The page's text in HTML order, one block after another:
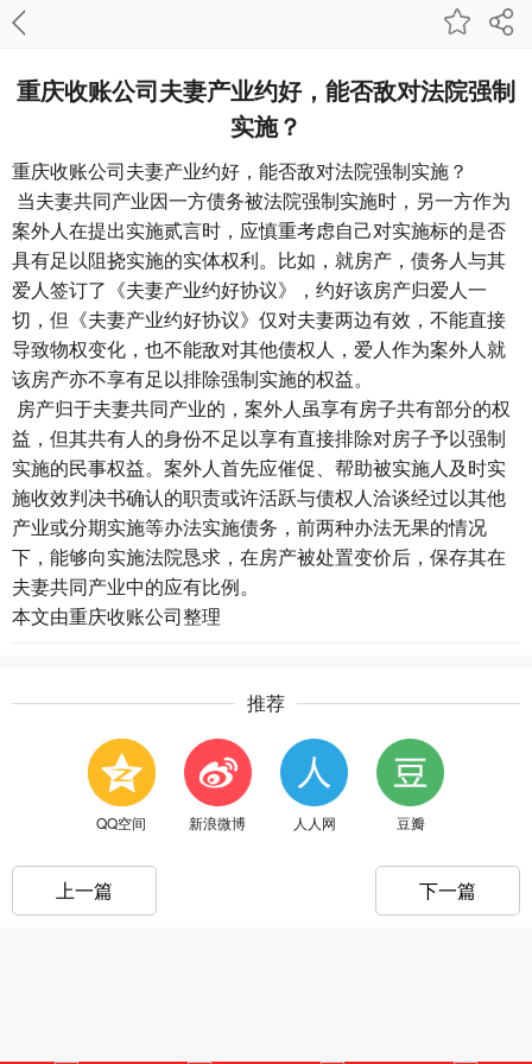
重庆收账公司​夫妻产业约好，能否敌对法院强制
实施？
重庆收账公司夫妻产业约好，能否敌对法院强制实施？
当夫妻共同产业因一方债务被法院强制实施时，另一方作为
案外人在提出实施贰言时，应慎重考虑自己对实施标的是否
具有足以阻挠实施的实体权利。比如，就房产，债务人与其
爱人签订了《夫妻产业约好协议》，约好该房产归爱人一
切，但《夫妻产业约好协议》仅对夫妻两边有效，不能直接
导致物权变化，也不能敌对其他债权人，爱人作为案外人就
该房产亦不享有足以排除强制实施的权益。
房产归于夫妻共同产业的，案外人虽享有房子共有部分的权
益，但其共有人的身份不足以享有直接排除对房子予以强制
实施的民事权益。案外人首先应催促、帮助被实施人及时实
施收效判决书确认的职责或许活跃与债权人洽谈经过以其他
产业或分期实施等办法实施债务，前两种办法无果的情况
下，能够向实施法院恳求，在房产被处置变价后，保存其在
夫妻共同产业中的应有比例。
本文由重庆收账公司整理
推荐
QQ空间 新浪微博 人人网 豆瓣
上一篇 下一篇